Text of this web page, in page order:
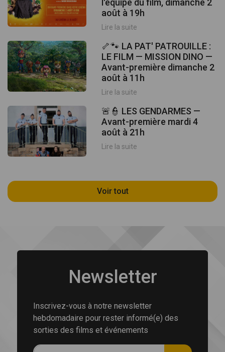
août à 19h
Lire la suite
🦴🐾 LA PAT' PATROUILLE :
LE FILM — MISSION DINO —
Avant-première dimanche 2
août à 11h
Lire la suite
🚨👮 LES GENDARMES —
Avant-première mardi 4
août à 21h
Lire la suite
Voir tout
Newsletter
Inscrivez-vous à notre newsletter
hebdomadaire pour rester informé(e) des
sorties des films et événements